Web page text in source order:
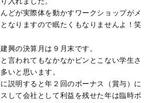
どが実際体を動かすワークショップがメ
なりますので眠たくもなりませんよ！笑
興の決算月は９月末です。
言われてもなかなかピンとこない学生さ
いと思います。
説明すると年２回のボーナス（賞与）に
して会社として利益を残せた年は臨時ボ